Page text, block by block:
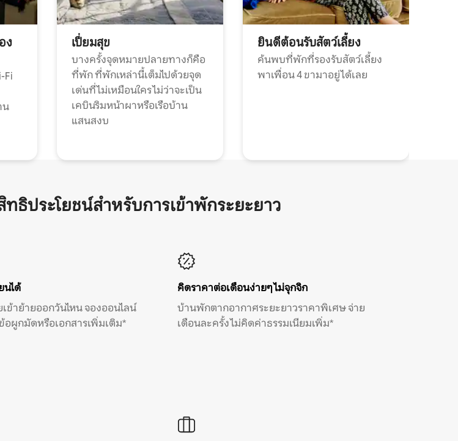
ง
Fi
น
เปี่ยมสุข
บางครั้งจุดหมายปลายทางก็คือ
ที่พัก ที่พักเหล่านี้เต็มไปด้วยจุด
เด่นที่ไม่เหมือนใคร ไม่ว่าจะเป็น
เคบินริมหน้าผาหรือเรือบ้าน
แสนสงบ
ยินดีต้อนรับสัตว์เลี้ยง
ค้นพบที่พักที่รองรับสัตว์เลี้ยง
พาเพื่อน 4 ขามาอยู่ได้เลย
ธิประโยชน์สำหรับการเข้าพักระยะยาว
นได้
เข้าย้ายออกวันไหน จองออนไลน์
อผูกมัดหรือเอกสารเพิ่มเติม*
คิดราคาต่อเดือนง่ายๆ ไม่จุกจิก
บ้านพักตากอากาศระยะยาวราคาพิเศษ จ่าย
เดือนละครั้ง ไม่คิดค่าธรรมเนียมเพิ่ม*